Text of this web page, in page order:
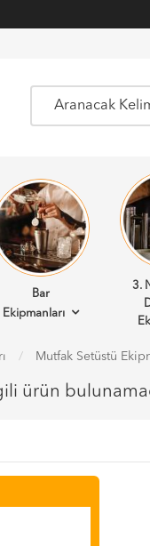
Bar
Ekipmanları
3.
Mutfak Setüstü
ürün